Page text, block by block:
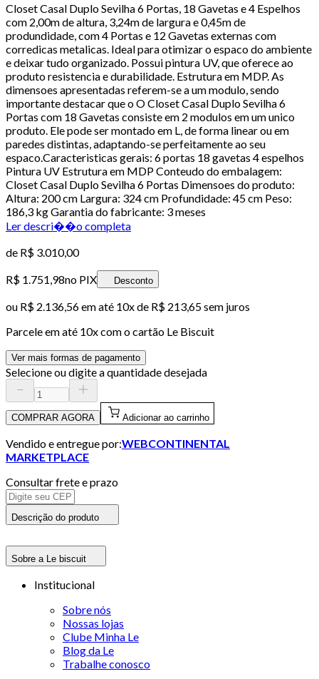
Closet Casal Duplo Sevilha 6 Portas, 18 Gavetas e 4 Espelhos
com 2,00m de altura, 3,24m de largura e 0,45m de
produndidade, com 4 Portas e 12 Gavetas externas com
corredicas metalicas. Ideal para otimizar o espaco do ambiente
e deixar tudo organizado. Possui pintura UV, que oferece ao
produto resistencia e durabilidade. Estrutura em MDP. As
dimensoes apresentadas referem-se a um modulo, sendo
importante destacar que o O Closet Casal Duplo Sevilha 6
Portas com 18 Gavetas consiste em 2 modulos em um unico
produto. Ele pode ser montado em L, de forma linear ou em
paredes distintas, adaptando-se perfeitamente ao seu
espaco.Caracteristicas gerais: 6 portas 18 gavetas 4 espelhos
Pintura UV Estrutura em MDP Conteudo do embalagem:
Closet Casal Duplo Sevilha 6 Portas Dimensoes do produto:
Altura: 200 cm Largura: 324 cm Profundidade: 45 cm Peso:
186,3 kg Garantia do fabricante: 3 meses
Ler descri��o completa
de R$ 3.010,00
R$ 1.751,98no PIX Desconto
ou R$ 2.136,56em até 10x de R$ 213,65 sem juros
Parcele em até 10x com o cartão Le Biscuit
Ver mais formas de pagamento
Selecione ou digite a quantidade desejada
COMPRAR AGORA Adicionar ao carrinho
Vendido e entregue por:WEBCONTINENTAL
MARKETPLACE
Consultar frete e prazo
Descrição do produto
Sobre a Le biscuit
Institucional
Sobre nós
Nossas lojas
Clube Minha Le
Blog da Le
Trabalhe conosco